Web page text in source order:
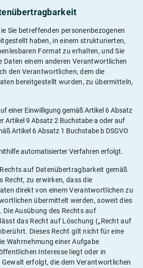
Sie betreffenden personenbezogenen
haben, in einem strukturierten,
Format zu erhalten, und Sie
Daten einem anderen Verantwortlichen
den Verantwortlichen, dem die
bereitgestellt wurden, zu übermitteln,
einer Einwilligung gemäß Artikel 6 Absatz
Artikel 9 Absatz 2 Buchstabe a oder auf
Artikel 6 Absatz 1 Buchstabe b DSGVO
automatisierter Verfahren erfolgt.
auf Datenübertragbarkeit gemäß
Recht, zu erwirken, dass die
direkt von einem Verantwortlichen zu
übermittelt werden, soweit dies
Ausübung des Rechts auf
das Recht auf Löschung („Recht auf
Dieses Recht gilt nicht für eine
Wahrnehmung einer Aufgabe
Interesse liegt oder in
erfolgt, die dem Verantwortlichen